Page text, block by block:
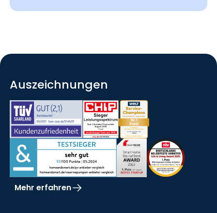
Auszeichnungen
Mehr erfahren